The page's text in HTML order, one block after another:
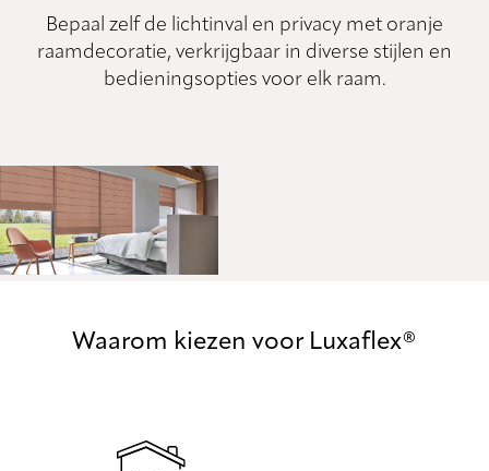
Bepaal zelf de lichtinval en privacy met oranje
raamdecoratie, verkrijgbaar in diverse stijlen en
bedieningsopties voor elk raam.
Waarom kiezen voor Luxaflex®